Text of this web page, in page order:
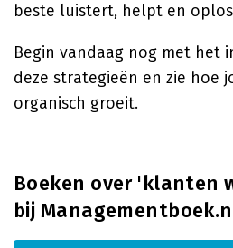
beste luistert, helpt en
Begin vandaag nog met het
deze strategieën en zie hoe
organisch groeit.
Boeken over 'klanten
bij